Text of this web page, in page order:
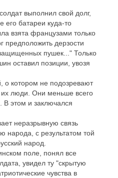
выполнил свой долг,
его батареи куда-то
взята французами только
предположить дерзости
пушек..." Только
оставил позиции, увозя
о котором не подозревают
люди. Они меньше всего
В этом и заключался
неразрывную связь
народа, с результатом той
народ.
поле, понял все
увидел ту "скрытую
чувства в